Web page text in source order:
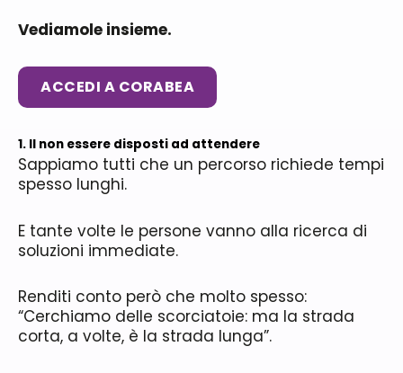
Vediamole insieme.
ACCEDI A CORABEA
1. Il non essere disposti ad attendere
Sappiamo tutti che un percorso richiede tempi
spesso lunghi.
E tante volte le persone vanno alla ricerca di
soluzioni immediate.
Renditi conto però che molto spesso:
“Cerchiamo delle scorciatoie: ma la strada
corta, a volte, è la strada lunga”.